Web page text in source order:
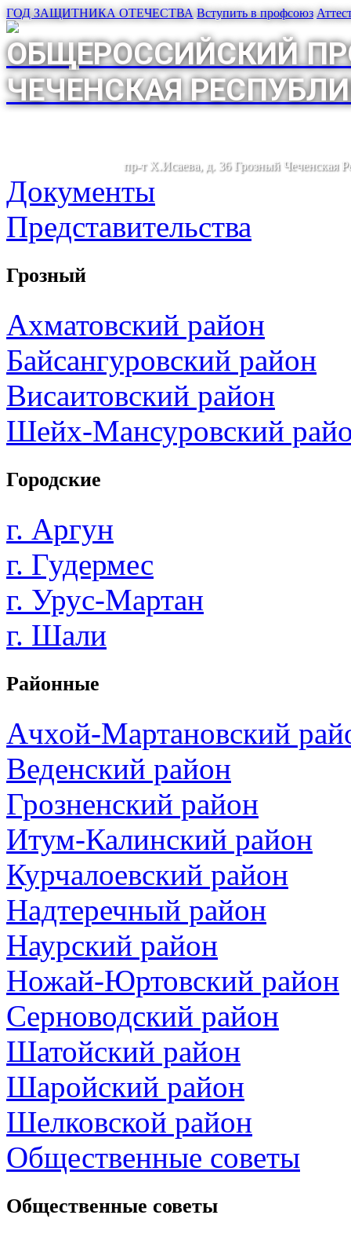
ГОД ЗАЩИТНИКА ОТЕЧЕСТВА Вступить в профсоюз
ОБЩЕРОССИЙСКИЙ
ЧЕЧЕНСКАЯ
пр-т Х.Исаева, д. 36 Грозный Чеченская
Документы
Представительства
Грозный
Ахматовский район
Байсангуровский район
Висаитовский район
Шейх-Мансуровский
Городские
г. Аргун
г. Гудермес
г. Урус-Мартан
г. Шали
Районные
Ачхой-Мартановский
Веденский район
Грозненский район
Итум-Калинский район
Курчалоевский район
Надтеречный район
Наурский район
Ножай-Юртовский район
Серноводский район
Шатойский район
Шаройский район
Шелковской район
Общественные советы
Общественные советы